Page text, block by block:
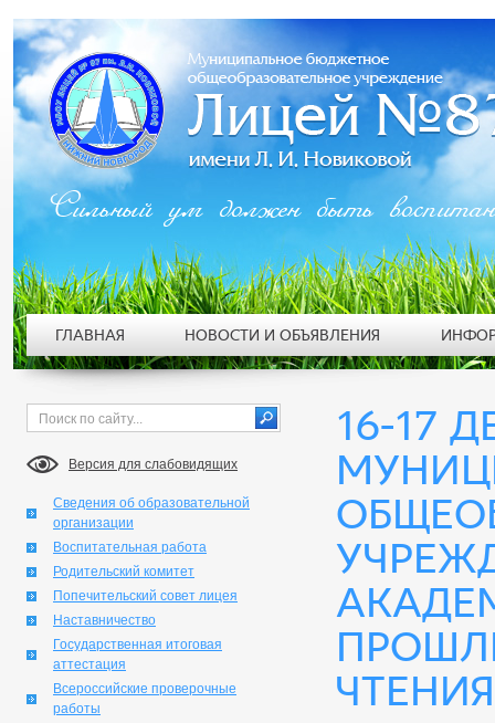
Версия для слабовидящих
Сведения об образовательной
организации
Воспитательная работа
Родительский комитет
Попечительский совет лицея
Наставничество
Государственная итоговая
аттестация
Всероссийские проверочные
работы
16-17
Сильный ум должен быть
ГЛАВНАЯ НОВОСТИ И ОБЪЯВЛЕНИЯ